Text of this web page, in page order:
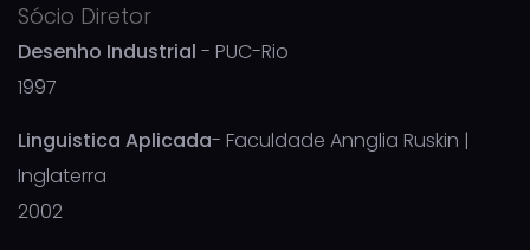
Sócio Diretor
Desenho Industrial - PUC-Rio
1997
Linguistica Aplicada- Faculdade Annglia Ruskin |
Inglaterra
2002